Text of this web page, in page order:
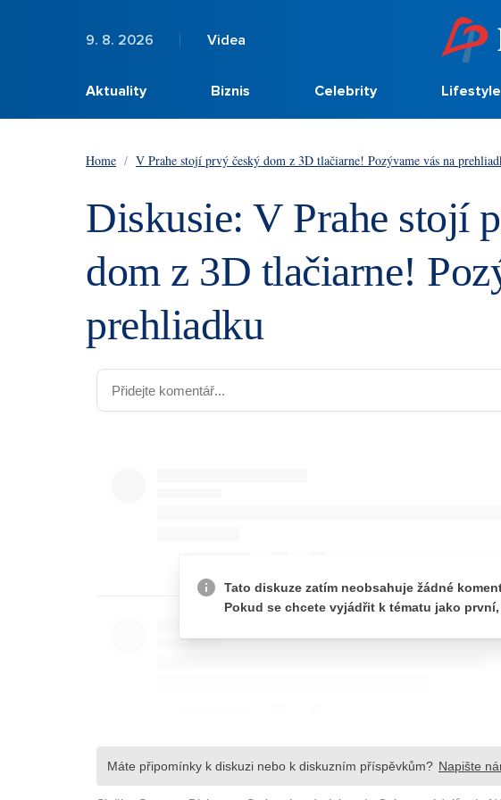
9. 8. 2026 Videa
Aktuality Biznis Celebrity Lifestyle
Home / V Prahe stojí prvý český dom z 3D tlačiarne! Pozývame vás na
Diskusie: V Prahe stojí
dom z 3D tlačiarne!
prehliadku